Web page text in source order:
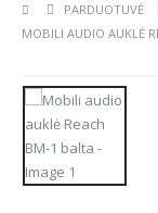
PARDUOTUVĖ
MOBILI AUDIO AUKLĖ